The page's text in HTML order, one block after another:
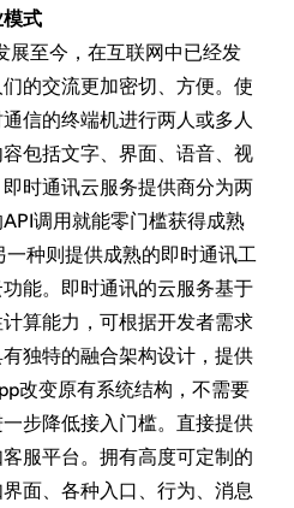
模式
展至今，在互联网中已经发
的交流更加密切、方便。使
信的终端机进行两人或多人
包括文字、界面、语音、视
时通讯云服务提供商分为两
调用就能零门槛获得成熟
种则提供成熟的即时通讯工
能。即时通讯的云服务基于
算能力，可根据开发者需求
独特的融合架构设计，提供
改变原有系统结构，不需要
步降低接入门槛。直接提供
服平台。拥有高度可定制的
面、各种入口、行为、消息